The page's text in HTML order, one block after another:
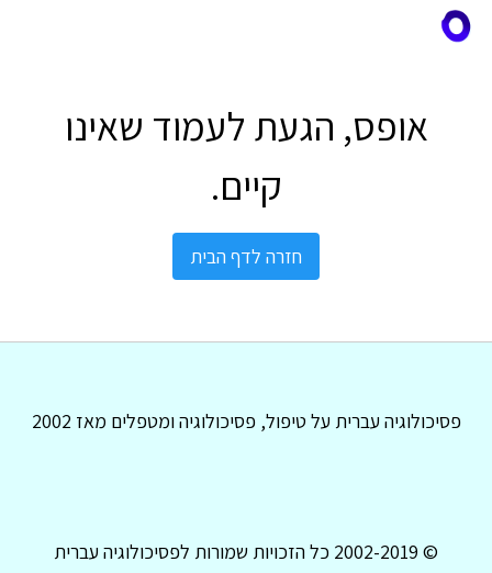
אופס, הגעת לעמוד שאינו
קיים.
חזרה לדף הבית
פסיכולוגיה עברית על טיפול, פסיכולוגיה ומטפלים מאז 2002
© 2002-2019 כל הזכויות שמורות לפסיכולוגיה עברית